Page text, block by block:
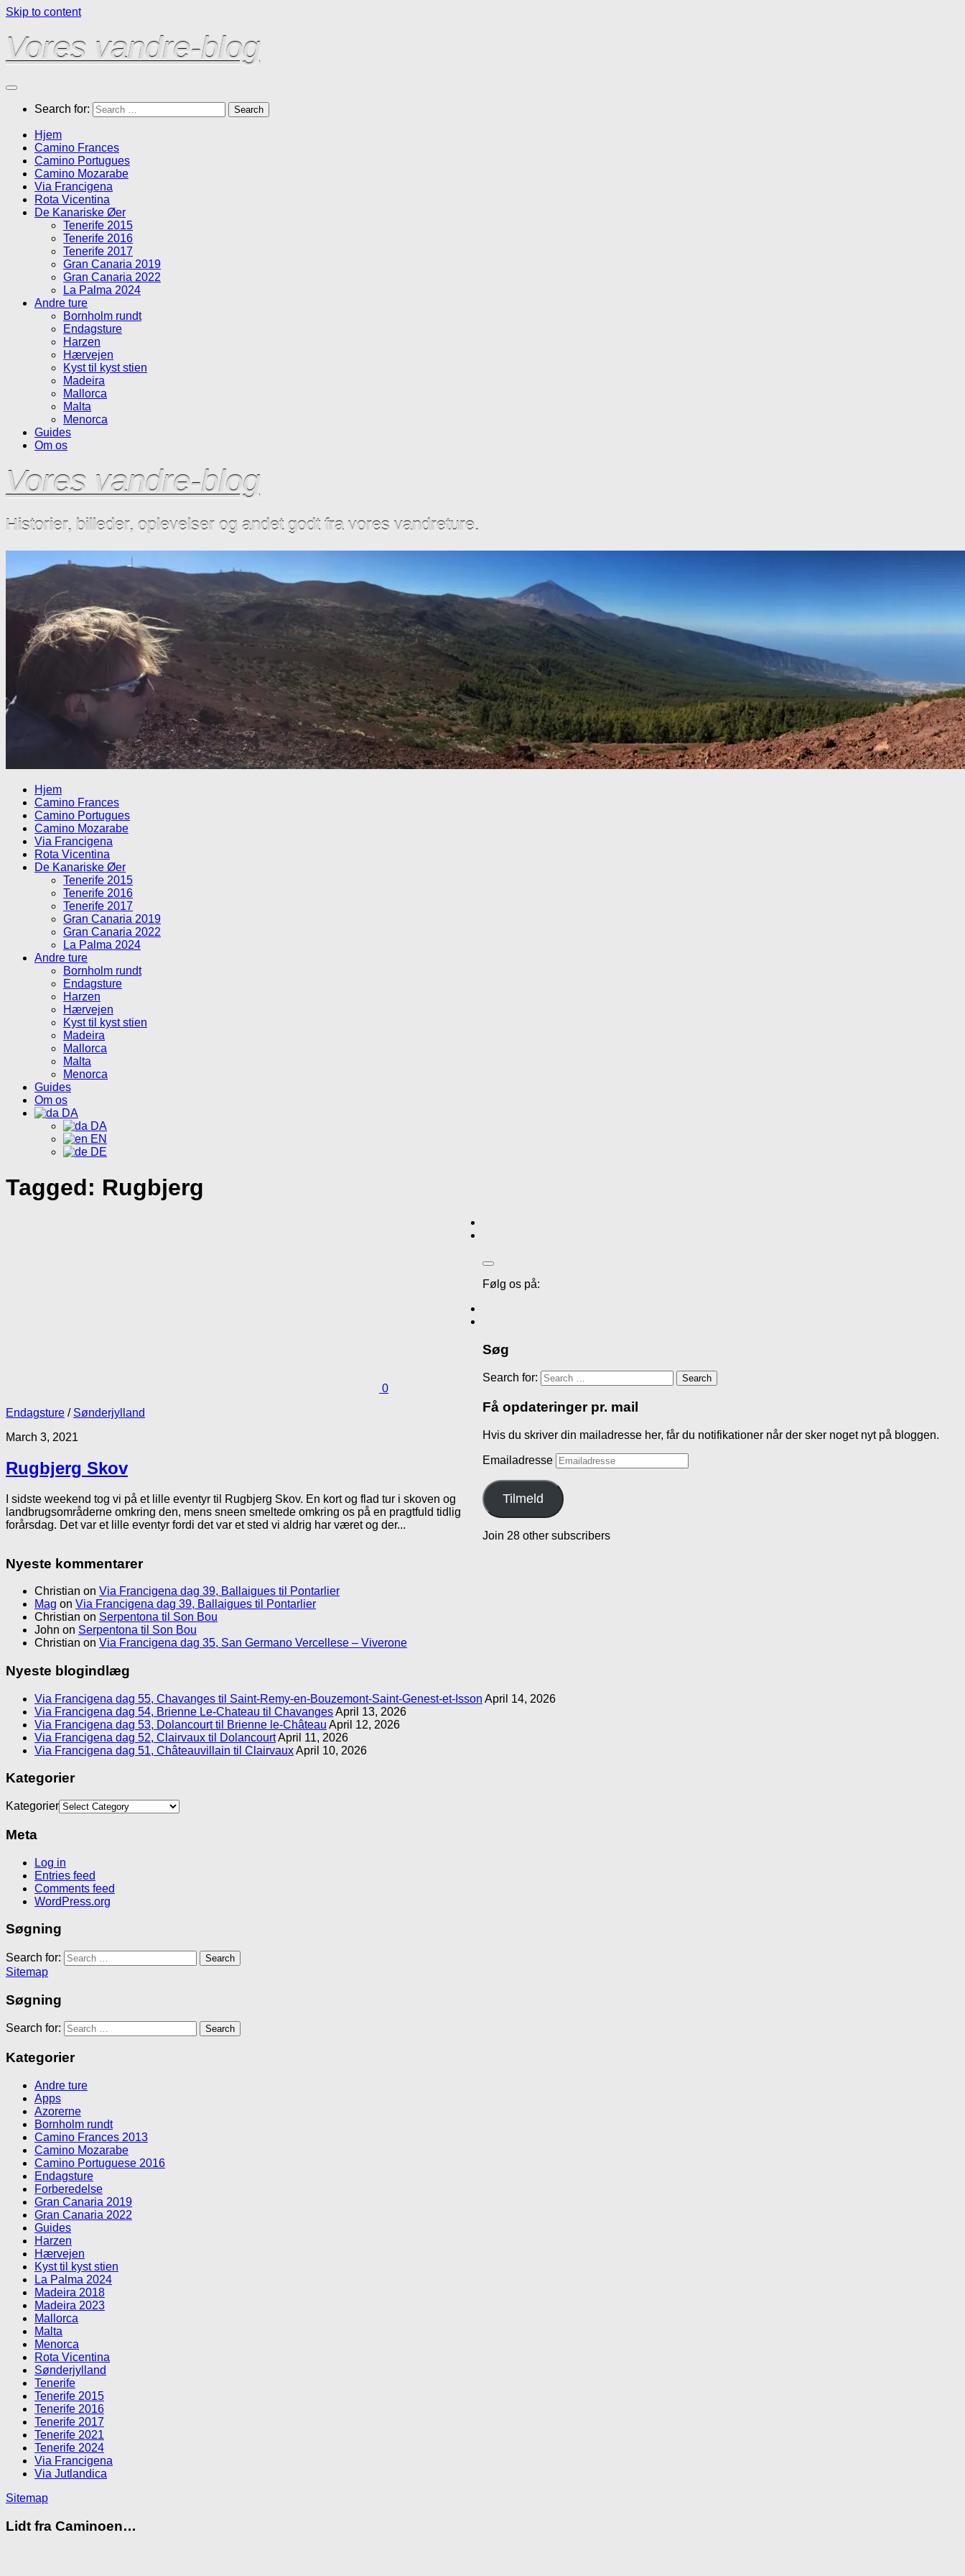
Skip to content
Vores vandre-blog
Search for:
Hjem
Camino Frances
Camino Portugues
Camino Mozarabe
Via Francigena
Rota Vicentina
De Kanariske Øer
Tenerife 2015
Tenerife 2016
Tenerife 2017
Gran Canaria 2019
Gran Canaria 2022
La Palma 2024
Andre ture
Bornholm rundt
Endagsture
Harzen
Hærvejen
Kyst til kyst stien
Madeira
Mallorca
Malta
Menorca
Guides
Om os
Vores vandre-blog
Historier, billeder, oplevelser og andet godt fra vores vandreture.
Hjem
Camino Frances
Camino Portugues
Camino Mozarabe
Via Francigena
Rota Vicentina
De Kanariske Øer
Tenerife 2015
Tenerife 2016
Tenerife 2017
Gran Canaria 2019
Gran Canaria 2022
La Palma 2024
Andre ture
Bornholm rundt
Endagsture
Harzen
Hærvejen
Kyst til kyst stien
Madeira
Mallorca
Malta
Menorca
Guides
Om os
DA
DA
EN
DE
Tagged: Rugbjerg
0
Endagsture / Sønderjylland
March 3, 2021
Rugbjerg Skov
I sidste weekend tog vi på et lille eventyr til Rugbjerg Skov. En kort og flad tur i skoven og
landbrugsområderne omkring den, mens sneen smeltede omkring os på en pragtfuld tidlig
forårsdag. Det var et lille eventyr fordi det var et sted vi aldrig har været og der...
Følg os på:
Søg
Search for:
Få opdateringer pr. mail
Hvis du skriver din mailadresse her, får du notifikationer når der sker noget nyt på bloggen.
Emailadresse
Tilmeld
Join 28 other subscribers
Nyeste kommentarer
Christian on Via Francigena dag 39, Ballaigues til Pontarlier
Mag on Via Francigena dag 39, Ballaigues til Pontarlier
Christian on Serpentona til Son Bou
John on Serpentona til Son Bou
Christian on Via Francigena dag 35, San Germano Vercellese – Viverone
Nyeste blogindlæg
Via Francigena dag 55, Chavanges til Saint-Remy-en-Bouzemont-Saint-Genest-et-Isson April 14, 2026
Via Francigena dag 54, Brienne Le-Chateau til ChavangesApril 13, 2026
Via Francigena dag 53, Dolancourt til Brienne le-Château April 12, 2026
Via Francigena dag 52, Clairvaux til DolancourtApril 11, 2026
Via Francigena dag 51, Châteauvillain til ClairvauxApril 10, 2026
Kategorier
Kategorier
Meta
Log in
Entries feed
Comments feed
WordPress.org
Søgning
Search for:
Sitemap
Søgning
Search for:
Kategorier
Andre ture
Apps
Azorerne
Bornholm rundt
Camino Frances 2013
Camino Mozarabe
Camino Portuguese 2016
Endagsture
Forberedelse
Gran Canaria 2019
Gran Canaria 2022
Guides
Harzen
Hærvejen
Kyst til kyst stien
La Palma 2024
Madeira 2018
Madeira 2023
Mallorca
Malta
Menorca
Rota Vicentina
Sønderjylland
Tenerife
Tenerife 2015
Tenerife 2016
Tenerife 2017
Tenerife 2021
Tenerife 2024
Via Francigena
Via Jutlandica
Sitemap
Lidt fra Caminoen…